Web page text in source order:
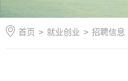
首页 > 就业创业 > 招聘信息